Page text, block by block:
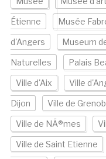
Étienne Musée
d'Angers Museum
Naturelles Palais
Ville d'Aix Ville
Dijon Ville de
Ville de NÃ®mes
Ville de Saint Etienne